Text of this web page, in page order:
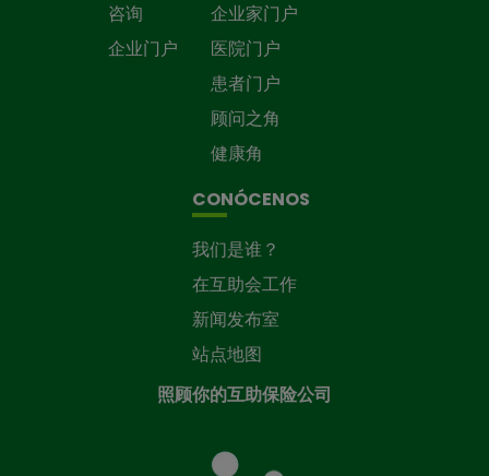
咨询
企业门户
企业家门户
医院门户
患者门户
顾问之角
健康角
CONÓCENOS
我们是谁？
在互助会工作
新闻发布室
站点地图
照顾你的互助保险公司